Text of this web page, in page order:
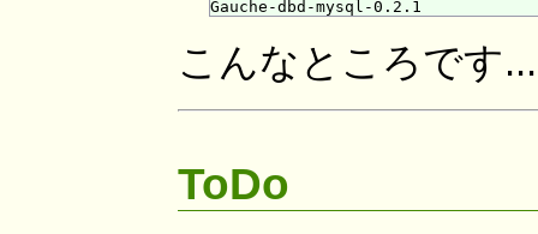
こんなところです...
ToDo